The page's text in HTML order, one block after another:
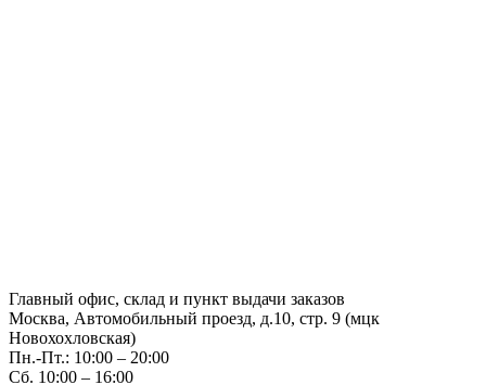
Главный офис, склад и пункт выдачи заказов
Москва, Автомобильный проезд, д.10, стр. 9 (мцк
Новохохловская)
Пн.-Пт.: 10:00 – 20:00
Сб. 10:00 – 16:00